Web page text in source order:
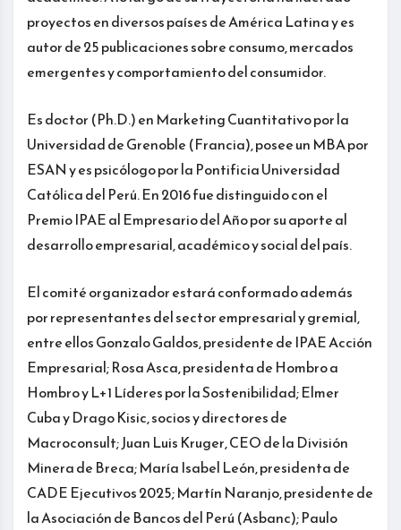
proyectos en diversos países de América Latina y es
autor de 25 publicaciones sobre consumo, mercados
emergentes y comportamiento del consumidor.
Es doctor (Ph.D.) en Marketing Cuantitativo por la
Universidad de Grenoble (Francia), posee un MBA por
ESAN y es psicólogo por la Pontificia Universidad
Católica del Perú. En 2016 fue distinguido con el
Premio IPAE al Empresario del Año por su aporte al
desarrollo empresarial, académico y social del país.
El comité organizador estará conformado además
por representantes del sector empresarial y gremial,
entre ellos Gonzalo Galdos, presidente de IPAE Acción
Empresarial; Rosa Asca, presidenta de Hombro a
Hombro y L+1 Líderes por la Sostenibilidad; Elmer
Cuba y Drago Kisic, socios y directores de
Macroconsult; Juan Luis Kruger, CEO de la División
Minera de Breca; María Isabel León, presidenta de
CADE Ejecutivos 2025; Martín Naranjo, presidente de
la Asociación de Bancos del Perú (Asbanc); Paulo